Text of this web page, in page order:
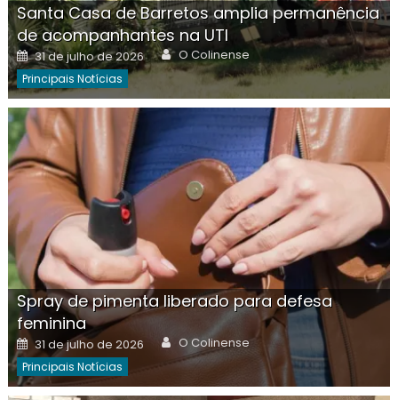
Santa Casa de Barretos amplia permanência
de acompanhantes na UTI
Posted
on
31 de julho de 2026 Author
O Colinense
Principais Notícias
Spray de pimenta liberado para defesa
feminina
Posted
on
31 de julho de 2026 Author
O Colinense
Principais Notícias